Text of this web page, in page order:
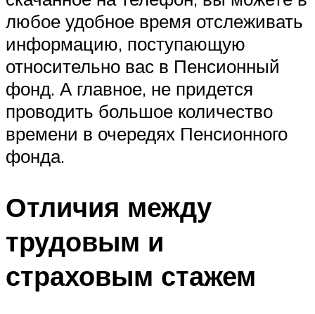
любое удобное время отслеживать
информацию, поступающую
относительно вас в Пенсионный
фонд. А главное, не придется
проводить большое количество
времени в очередях Пенсионного
фонда.
Отличия между
трудовым и
страховым стажем